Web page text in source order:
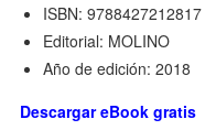
ISBN: 9788427212817
Editorial: MOLINO
Año de edición: 2018
Descargar eBook gratis